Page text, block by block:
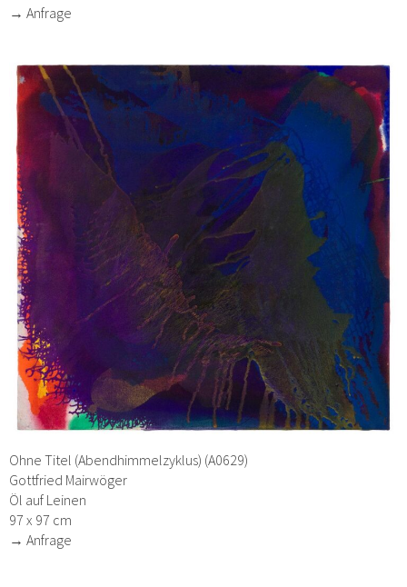
→ Anfrage
Ohne Titel (Abendhimmelzyklus) (A0629)
Gottfried Mairwöger
Öl auf Leinen
97 x 97 cm
→ Anfrage